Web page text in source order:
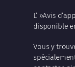
L’ »Avis
disponible
Vous y